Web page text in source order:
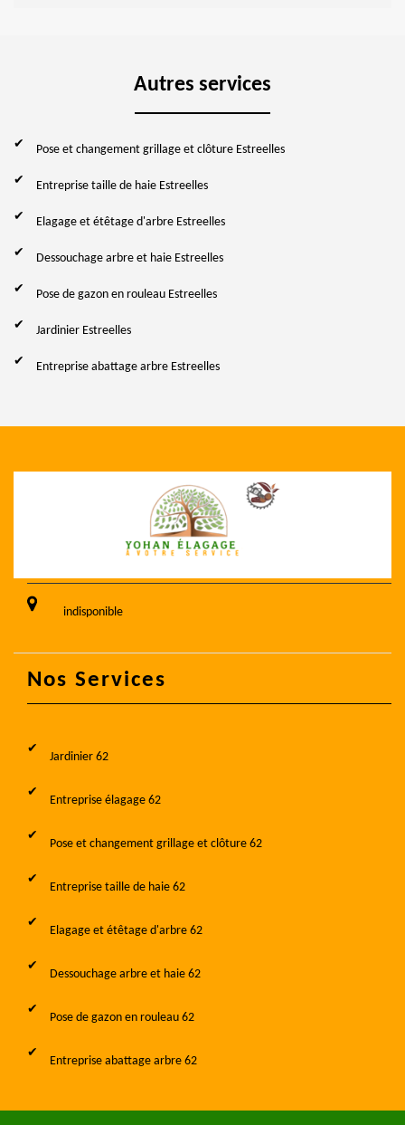
Autres services
Pose et changement grillage et clôture Estreelles
Entreprise taille de haie Estreelles
Elagage et étêtage d'arbre Estreelles
Dessouchage arbre et haie Estreelles
Pose de gazon en rouleau Estreelles
Jardinier Estreelles
Entreprise abattage arbre Estreelles
indisponible
Nos Services
Jardinier 62
Entreprise élagage 62
Pose et changement grillage et clôture 62
Entreprise taille de haie 62
Elagage et étêtage d'arbre 62
Dessouchage arbre et haie 62
Pose de gazon en rouleau 62
Entreprise abattage arbre 62